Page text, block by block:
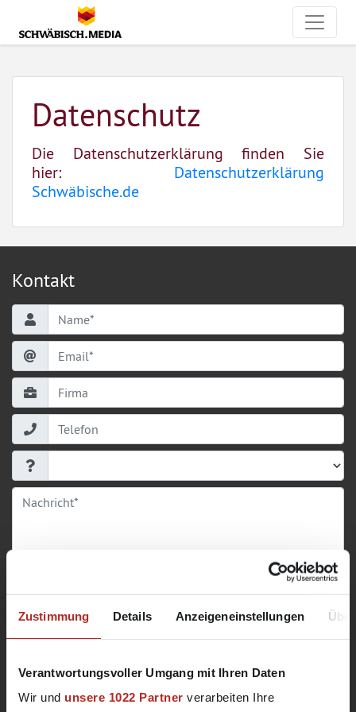
Zustimmung Details Anzeigeneinstellungen
Verantwortungsvoller Umgang mit Ihren Daten
Wir und unsere 1022 Partner verarbeiten Ihre
Datenschutz
Die Datenschutzerklärung finden Sie
hier: Datenschutzerklärung
Schwäbische.de
Kontakt
Absenden
Bitte Ansprechpartner anhand Ihrer PLZ
ermitteln.